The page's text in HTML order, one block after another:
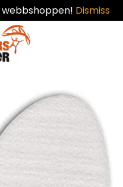
webbshoppen! Dismiss